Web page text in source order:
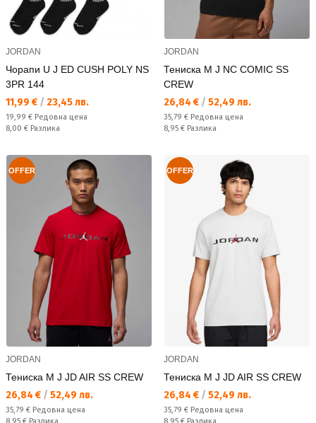
JORDAN
Чорапи U J ED CUSH POLY NS
3PR 144
Текуща цена:
11,99 € / 23,45 лв.
Редовна цена:
19,99 € Редовна цена
Спестявате:
8,00 € Разлика
JORDAN
Тениска M J NC COMIC SS
CREW
Текуща цена:
26,84 € / 52,49 лв.
Редовна цена:
35,79 € Редовна цена
Спестявате:
8,95 € Разлика
OFFER
JORDAN
Тениска M J JD AIR SS CREW
Текуща цена:
26,84 € / 52,49 лв.
Редовна цена:
35,79 € Редовна цена
Спестявате:
8,95 € Разлика
OFFER
JORDAN
Тениска M J JD AIR SS CREW
Текуща цена:
26,84 € / 52,49 лв.
Редовна цена:
35,79 € Редовна цена
Спестявате:
8,95 € Разлика